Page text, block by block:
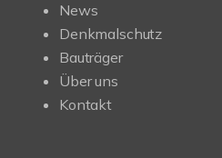
News
Denkmalschutz
Bauträger
Über uns
Kontakt